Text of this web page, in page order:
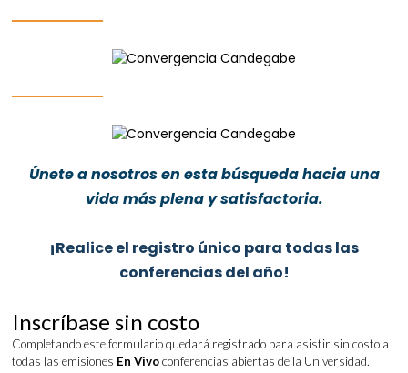
Únete a nosotros en esta búsqueda hacia una
vida más plena y satisfactoria.
¡Realice el registro único para todas las
conferencias del año!